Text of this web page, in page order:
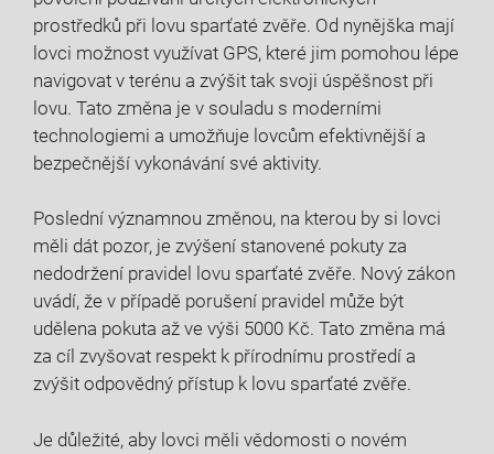
prostředků při lovu sparťaté zvěře. Od nynějška mají⁣
lovci možnost využívat GPS, které‍ jim pomohou lépe
navigovat v terénu a zvýšit tak‌ svoji úspěšnost při
lovu. Tato⁤ změna ⁣je v ⁢souladu s ⁣moderními
technologiemi a umožňuje lovcům efektivnější a
bezpečnější ‌vykonávání své aktivity.
Poslední významnou změnou,⁤ na kterou ⁣by si ​lovci
měli dát pozor, je ‍zvýšení stanovené pokuty za
nedodržení pravidel lovu sparťaté⁤ zvěře. Nový zákon
uvádí, ⁤že v případě porušení ⁢pravidel‍ může být
udělena pokuta až ​ve výši 5000 Kč. Tato změna má
za⁢ cíl zvyšovat respekt k přírodnímu prostředí a
zvýšit⁣ odpovědný ‍přístup k lovu‌ sparťaté zvěře.
Je důležité, ‍aby lovci‍ měli vědomosti o novém